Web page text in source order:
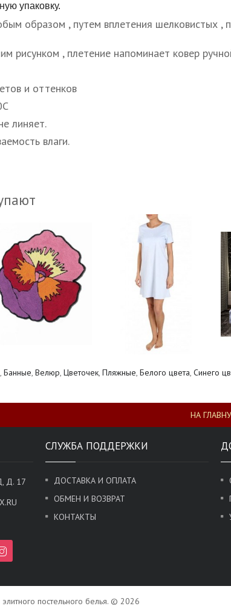
упаковку.
образом , путем вплетения шелковистых ,
рисунком , плетение напоминает ковер
и оттенков
линяет.
влаги.
, Банные, Велюр, Цветочек, Пляжные, Белого цвета, Синего
НА
Д. 17
СЛУЖБА ПОДДЕРЖКИ
ДОСТАВКА И ОПЛАТА
ОБМЕН И ВОЗВРАТ
КОНТАКТЫ
постельного белья. © 2026